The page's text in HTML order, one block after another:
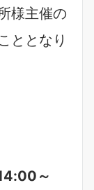
様主催の
ととなり
～